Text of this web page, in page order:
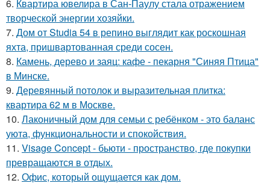
6. Квартира ювелира в Сан-Паулу стала отражением
творческой энергии хозяйки.
7. Дом от Studia 54 в репино выглядит как роскошная
яхта, пришвартованная среди сосен.
8. Камень, дерево и заяц: кафе - пекарня "Синяя Птица"
в Минске.
9. Деревянный потолок и выразительная плитка:
квартира 62 м в Москве.
10. Лаконичный дом для семьи с ребёнком - это баланс
уюта, функциональности и спокойствия.
11. Visage Concept - бьюти - пространство, где покупки
превращаются в отдых.
12. Офис, который ощущается как дом.